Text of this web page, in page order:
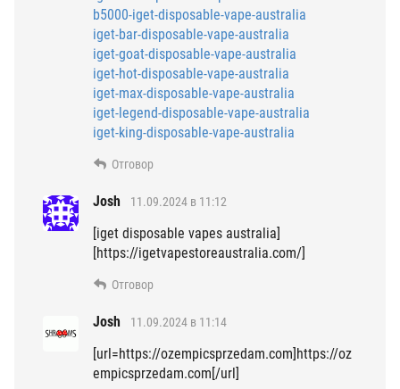
b5000-iget-disposable-vape-australia
iget-bar-disposable-vape-australia
iget-goat-disposable-vape-australia
iget-hot-disposable-vape-australia
iget-max-disposable-vape-australia
iget-legend-disposable-vape-australia
iget-king-disposable-vape-australia
Отговор
Josh 11.09.2024 в 11:12
[iget disposable vapes australia]
[https://igetvapestoreaustralia.com/]
Отговор
Josh 11.09.2024 в 11:14
[url=https://ozempicsprzedam.com]https://oz
empicsprzedam.com[/url]